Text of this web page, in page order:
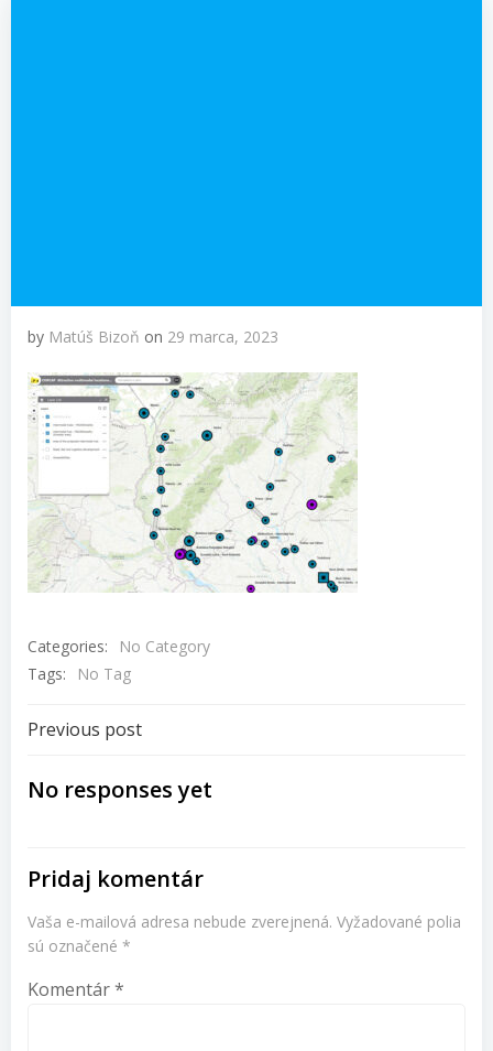
by Matúš Bizoň on 29 marca, 2023
Categories:
No Category
Tags:
No Tag
Navigácia
v
Previous post
No responses yet
Pridaj komentár
Vaša e-mailová adresa nebude zverejnená. Vyžadované polia
sú označené *
Komentár*